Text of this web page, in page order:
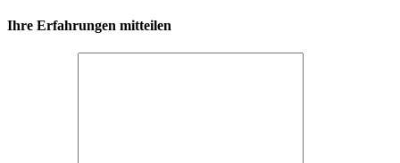
26316 Varel
Gertrud-Barthel-Straße 15
Ihre Erfahrungen mitteilen